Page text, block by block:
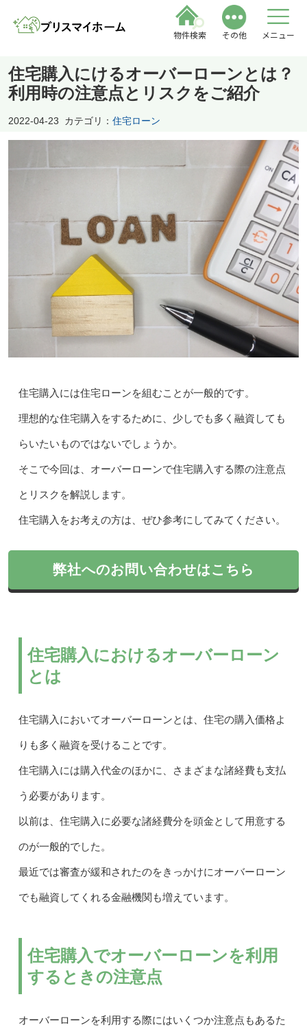
物件検索 その他 メニュー
住宅購入にけるオーバーローンとは？
利用時の注意点とリスクをご紹介
2022-04-23 カテゴリ： 住宅ローン
住宅購入には住宅ローンを組むことが一般的です。
理想的な住宅購入をするために、少しでも多く融資しても
らいたいものではないでしょうか。
そこで今回は、オーバーローンで住宅購入する際の注意点
とリスクを解説します。
住宅購入をお考えの方は、ぜひ参考にしてみてください。
弊社へのお問い合わせはこちら
住宅購入におけるオーバーローン
とは
住宅購入においてオーバーローンとは、住宅の購入価格よ
りも多く融資を受けることです。
住宅購入には購入代金のほかに、さまざまな諸経費も支払
う必要があります。
以前は、住宅購入に必要な諸経費分を頭金として用意する
のが一般的でした。
最近では審査が緩和されたのをきっかけにオーバーローン
でも融資してくれる金融機関も増えています。
住宅購入でオーバーローンを利用
するときの注意点
オーバーローンを利用する際にはいくつか注意点もあるた